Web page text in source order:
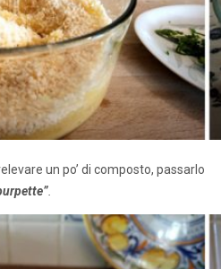
un po’ di composto, passarlo